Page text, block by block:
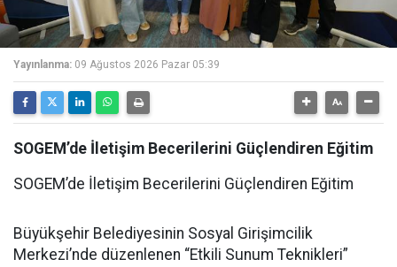
Yayınlanma: 09 Ağustos 2026 Pazar 05:39
SOGEM’de İletişim Becerilerini Güçlendiren Eğitim
SOGEM’de İletişim Becerilerini Güçlendiren Eğitim
Büyükşehir Belediyesinin Sosyal Girişimcilik
Merkezi’nde düzenlenen “Etkili Sunum Teknikleri”